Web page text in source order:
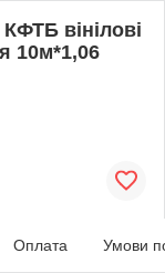
вінілові
10м*1,06
Оплата Умови